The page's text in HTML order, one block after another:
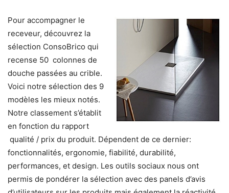
Pour accompagner le
receveur, découvrez la
sélection ConsoBrico qui
recense 50 colonnes de
douche passées au crible.
Voici notre sélection des 9
modèles les mieux notés.
Notre classement s’établit
en fonction du rapport
qualité / prix du produit. Dépendent de ce dernier:
fonctionnalités, ergonomie, fiabilité, durabilité,
performances, et design. Les outils sociaux nous ont
permis de pondérer la sélection avec des panels d’avis